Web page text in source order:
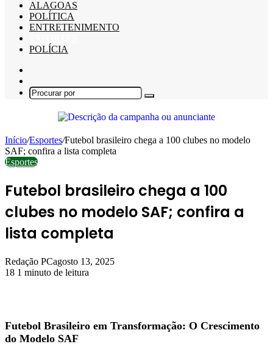
ALAGOAS
POLÍTICA
ENTRETENIMENTO
POLÍCIA
skin
Procurar
Início/Esportes/Futebol brasileiro chega a 100 clubes no modelo
SAF; confira a lista completa
Esportes
Futebol brasileiro chega a 100
clubes no modelo SAF; confira a
lista completa
Redação PCagosto 13, 2025
18 1 minuto de leitura
Futebol Brasileiro em Transformação: O Crescimento
do Modelo SAF